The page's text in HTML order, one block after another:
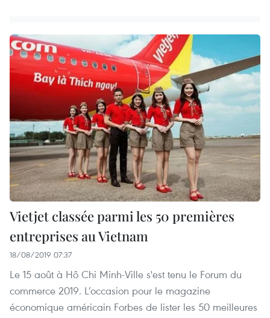
Vietjet classée parmi les 50 premières
entreprises au Vietnam
18/08/2019 07:37
Le 15 août à Hô Chi Minh-Ville s'est tenu le Forum du
commerce 2019. L’occasion pour le magazine
économique américain Forbes de lister les 50 meilleures